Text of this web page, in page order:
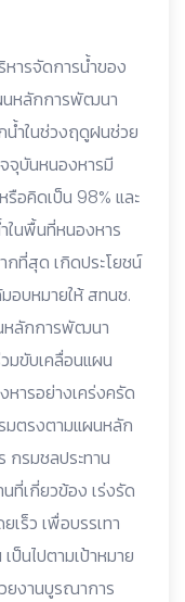
ารจัดการน้ำของ
นหลักการพัฒนา
น้ำในช่วงฤดูฝนช่วย
จุบันหนองหารมี
อคิดเป็น 98% และ
ในพื้นที่หนองหาร
กที่สุด เกิดประโยชน์
อบหมายให้ สทนช.
หลักการพัฒนา
มขับเคลื่อนแผน
ารอย่างเคร่งครัด
มตรงตามแผนหลัก
กรมชลประทาน
ที่เกี่ยวข้อง เร่งรัด
ร็ว เพื่อบรรเทา
ป็นไปตามเป้าหมาย
ยงานบูรณาการ